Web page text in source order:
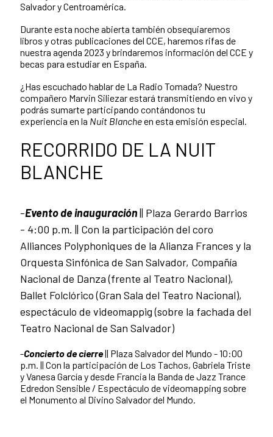
Salvador y Centroamérica.
Durante esta noche abierta también obsequiaremos
libros y otras publicaciones del CCE, haremos rifas de
nuestra agenda 2023 y brindaremos información del CCE y
becas para estudiar en España.
¿Has escuchado hablar de La Radio Tomada? Nuestro
compañero Marvin Siliezar estará transmitiendo en vivo y
podrás sumarte participando contándonos tu
experiencia en la Nuit Blancheen esta emisión especial.
RECORRIDO DE LA NUIT
BLANCHE
-Evento de inauguración|| Plaza Gerardo Barrios
- 4:00 p.m. || Con la participación del coro
Alliances Polyphoniques de la Alianza Frances y la
Orquesta Sinfónica de San Salvador, Compañía
Nacional de Danza (frente al Teatro Nacional),
Ballet Folclórico (Gran Sala del Teatro Nacional),
espectáculo de videomappig (sobre la fachada del
Teatro Nacional de San Salvador)
-Concierto de cierre|| Plaza Salvador del Mundo - 10:00
p.m. || Con la participación de Los Tachos, Gabriela Triste
y Vanesa García y desde Francia la Banda de Jazz Trance
Edredon Sensible / Espectáculo de videomapping sobre
el Monumento al Divino Salvador del Mundo.